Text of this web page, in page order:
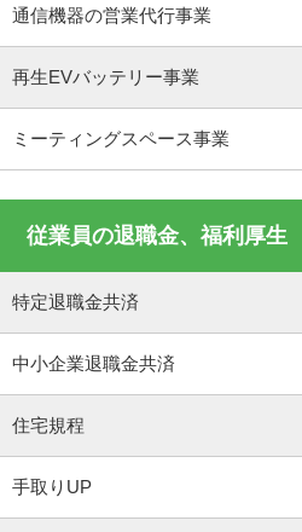
通信機器の営業代行事業
再生EVバッテリー事業
ミーティングスペース事業
従業員の退職金、福利厚生
特定退職金共済
中小企業退職金共済
住宅規程
手取りUP